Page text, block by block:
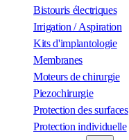
Bistouris électriques
Irrigation / Aspiration
Kits d'implantologie
Membranes
Moteurs de chirurgie
Piezochirurgie
Protection des surfaces
Protection individuelle